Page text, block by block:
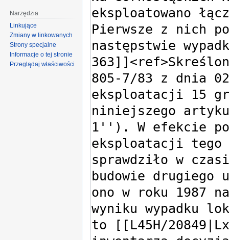
Narzędzia
Linkujące
Zmiany w linkowanych
Strony specjalne
Informacje o tej stronie
Przeglądaj właściwości